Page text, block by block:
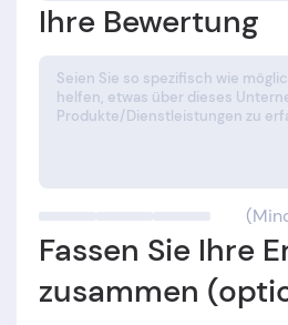
Ihre Bewertung
Fassen Sie Ihre
zusammen